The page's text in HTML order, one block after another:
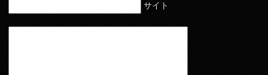
サイト